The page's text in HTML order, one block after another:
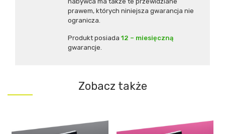
prawem, których niniejsza gwarancja nie
ogranicza.
Produkt posiada 12 – miesięczną
gwarancje.
Zobacz także